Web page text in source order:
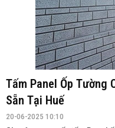
Tấm Panel Ốp Tường
Sẵn Tại Huế
20-06-2025 10:10